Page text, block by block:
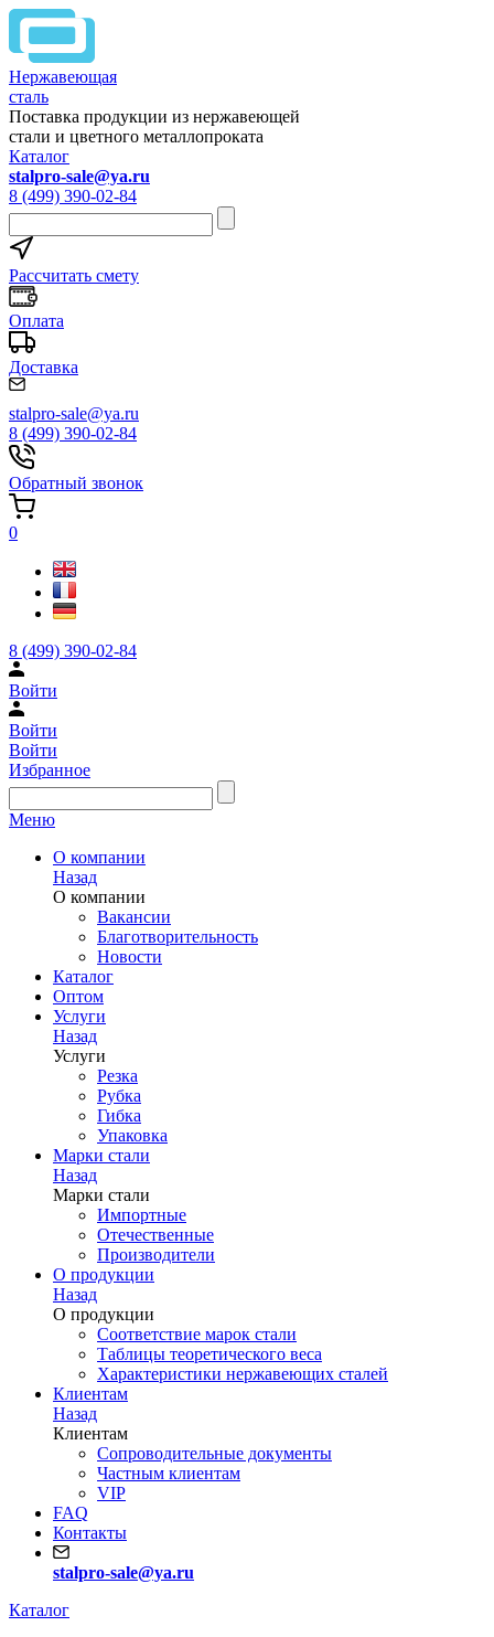
Нержавеющая
сталь
Поставка продукции из нержавеющей
стали и цветного металлопроката
Каталог
stalpro-sale@ya.ru
8 (499) 390-02-84
Рассчитать смету
Оплата
Доставка
stalpro-sale@ya.ru
8 (499) 390-02-84
Обратный звонок
0
8 (499) 390-02-84
Войти
Войти
Войти
Избранное
Меню
О компании
Назад
О компании
Вакансии
Благотворительность
Новости
Каталог
Оптом
Услуги
Назад
Услуги
Резка
Рубка
Гибка
Упаковка
Марки стали
Назад
Марки стали
Импортные
Отечественные
Производители
О продукции
Назад
О продукции
Соответствие марок стали
Таблицы теоретического веса
Характеристики нержавеющих сталей
Клиентам
Назад
Клиентам
Сопроводительные документы
Частным клиентам
VIP
FAQ
Контакты
stalpro-sale@ya.ru
Каталог